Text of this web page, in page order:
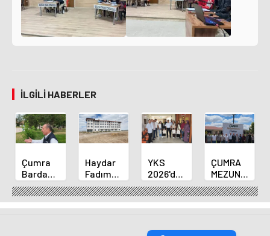
İLGILI HABERLER
Çumra
Bardakçı
Parkında
Yürüyüş
Yolu İçin
Haydar
Fadım
Kocaer
Fen
Lisesi
YKS
2026'da
Derece
Alan
Öğrenciler
İlçe Milli
ÇUMRA
MEZUNLAR
İKİNCİ
HAFTASINDA
BİR